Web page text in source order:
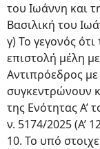
του Ιωάννη και
Βασιλική του
γ) Το γεγονός
επιστολή μέλη
Αντιπρόεδρος
συγκεντρώνουν
της Ενότητας Α’
ν. 5174/2025 (Α’
10. Το υπό